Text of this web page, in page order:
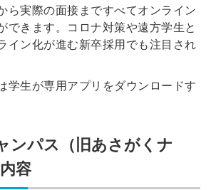
ら実際の面接まですべてオンライン
できます。コロナ対策や遠方学生と
イン化が進む新卒採用でも注目され
学生が専用アプリをダウンロードす
ンパス（旧あさがくナ
容